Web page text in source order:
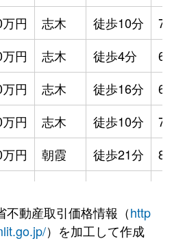
円 志木 徒歩10分
円 志木 徒歩4分
円 志木 徒歩16分
円 志木 徒歩10分
円 朝霞 徒歩21分
円 朝霞 徒歩21分
不動産取引価格情報（http
）を加工して作成